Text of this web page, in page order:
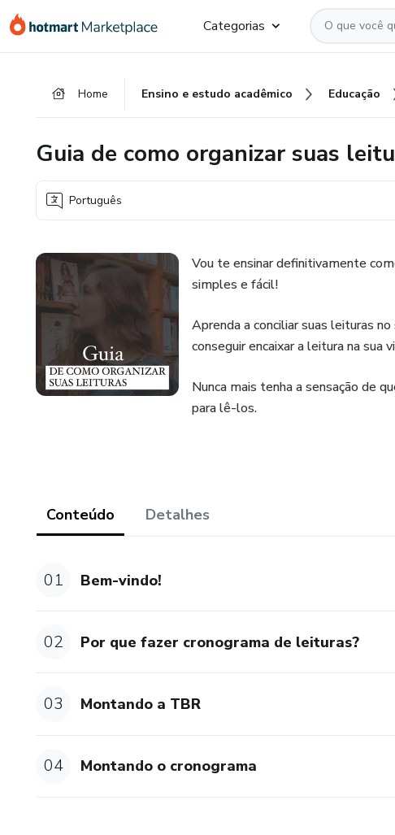
para
para
para
Categorias
Home Ensino e estudo acadêmico Educação
Guia de como organizar suas
Português
Vou te ensinar definitivamente
simples e fácil!
Aprenda a conciliar suas leituras
conseguir encaixar a leitura na sua
Nunca mais tenha a sensação de
para lê-los.
Conteúdo Detalhes
01 Bem-vindo!
02 Por que fazer cronograma de leituras?
03 Montando a TBR
04 Montando o cronograma